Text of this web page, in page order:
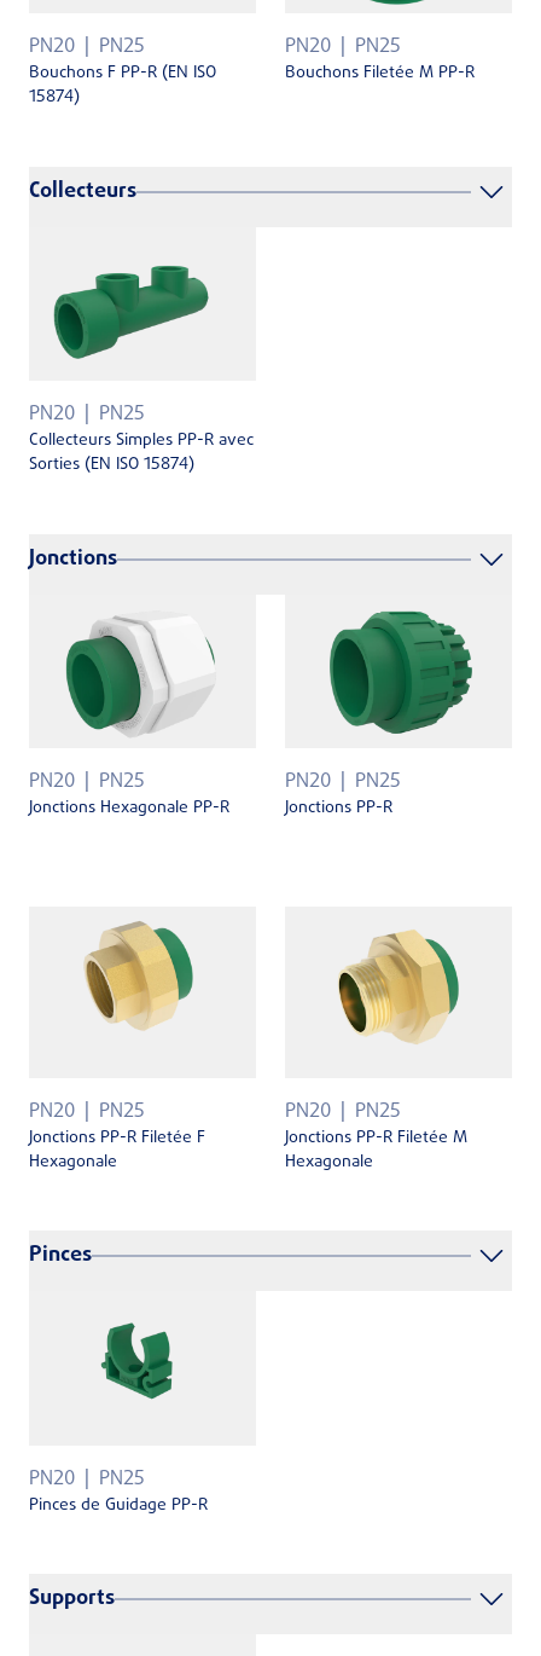
PN20 PN25
Bouchons F PP-R (EN ISO
15874)
PN20 PN25
Bouchons Filetée M PP-R
Collecteurs
PN20 PN25
Collecteurs Simples PP-R avec
Sorties (EN ISO 15874)
Jonctions
PN20 PN25
Jonctions Hexagonale PP-R
PN20 PN25
Jonctions PP-R
PN20 PN25
Jonctions PP-R Filetée F
Hexagonale
PN20 PN25
Jonctions PP-R Filetée M
Hexagonale
Pinces
PN20 PN25
Pinces de Guidage PP-R
Supports